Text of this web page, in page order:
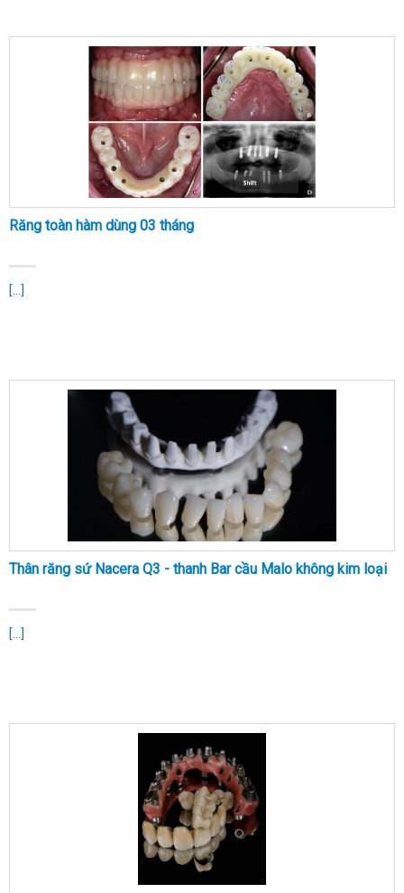
Răng toàn hàm dùng 03 tháng
[...]
Thân răng sứ Nacera Q3 - thanh Bar cầu Malo không kim loại
[...]